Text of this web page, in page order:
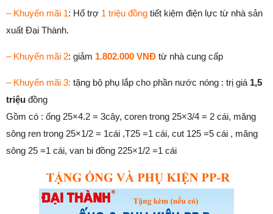
– Khuyến mãi 1: Hổ trợ 1 triệu đồng tiết kiệm điện lực từ nhà sản
xuất Đại Thành.
– Khuyến mãi 2: giảm 1.802.000 VNĐ từ nhà cung cấp
– Khuyến mãi 3: tặng bộ phụ lắp cho phần nước nóng : trị giá 1,5
triệu đồng
Gồm có : ống 25×4.2 = 3cây, coren trong 25×3/4 = 2 cái, măng
sông ren trong 25×1/2 = 1cái ,T25 =1 cái, cut 125 =5 cái , măng
sông 25 =1 cái, van bi đồng 225×1/2 =1 cái